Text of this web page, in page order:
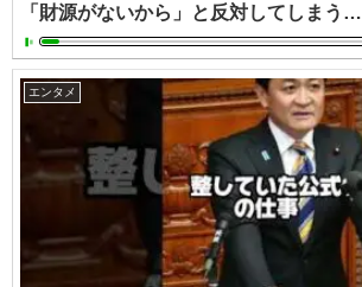
「財源がないから」と反対してしまう…
エンタメ